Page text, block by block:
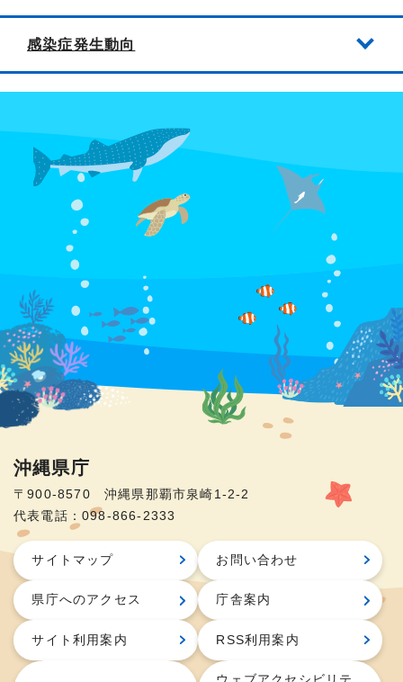
感染症発生動向
沖縄県庁
〒900-8570 沖縄県那覇市泉崎1-2-2
代表電話：098-866-2333
サイトマップ お問い合わせ
県庁へのアクセス 庁舎案内
サイト利用案内 RSS利用案内